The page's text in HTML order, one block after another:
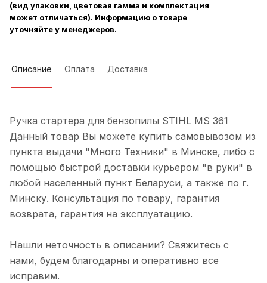
(вид упаковки, цветовая гамма и комплектация
может отличаться). Информацию о товаре
уточняйте у менеджеров.
Описание Оплата Доставка
Ручка стартера для бензопилы STIHL MS 361
Данный товар Вы можете купить самовывозом из
пункта выдачи "Много Техники" в Минске, либо с
помощью быстрой доставки курьером "в руки" в
любой населенный пункт Беларуси, а также по г.
Минску. Консультация по товару, гарантия
возврата, гарантия на эксплуатацию.
Нашли неточность в описании? Свяжитесь с
нами, будем благодарны и оперативно все
исправим.